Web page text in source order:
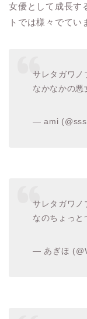
女優として成長す
トでは様々でてい
サレタガワノ
なかなかの悪
— ami
サレタガワノ
なのちょっと
— あぎほ